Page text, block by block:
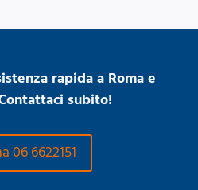
rapida a Roma e
subito!
06 6622151